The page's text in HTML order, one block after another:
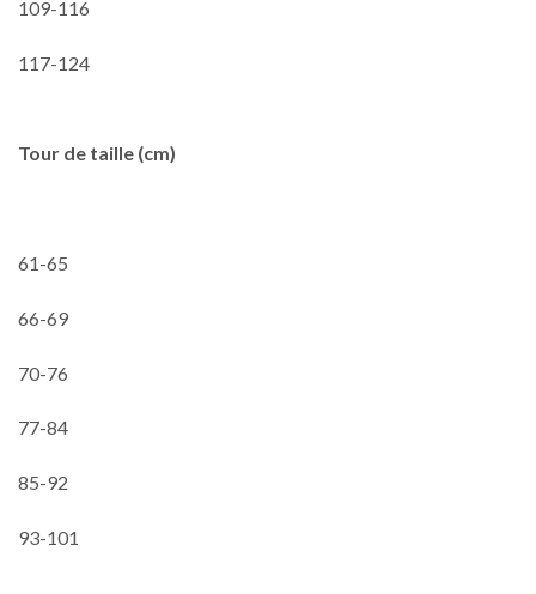
109-116
117-124
Tour de taille (cm)
61-65
66-69
70-76
77-84
85-92
93-101